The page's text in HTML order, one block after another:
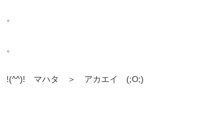
。
。
!(^^)! マハタ ＞ アカエイ (;O;)